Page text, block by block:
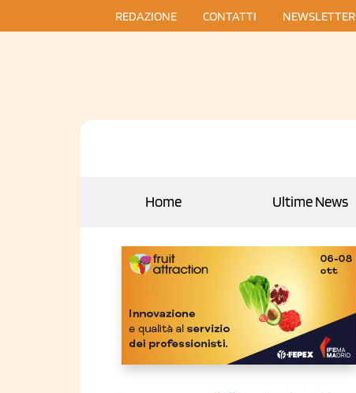
REDAZIONE CONTATTI NEWSLETTER
Home Ultime News